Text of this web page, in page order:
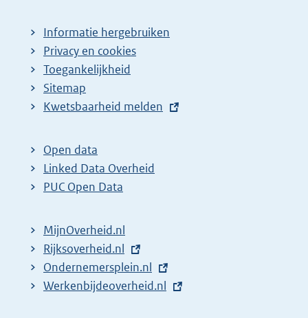
Informatie hergebruiken
Privacy en cookies
Toegankelijkheid
Sitemap
E
t
e
r
l
i
n
k
Kwetsbaarheid melden
Open data
Linked Data Overheid
PUC Open Data
MijnOverheid.nl
E
x
t
Rijksoverheid.nl
E
x
Ondernemersplein.nl
E
Werkenbijdeoverheid.nl